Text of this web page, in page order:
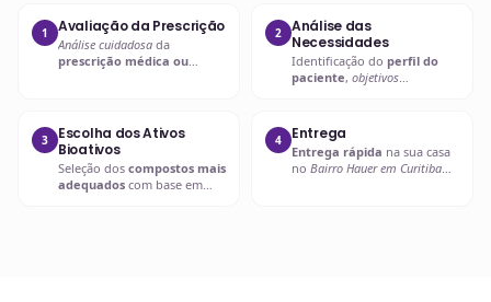
1 Avaliação da Prescrição
Análise cuidadosa da
prescrição médica ou
2
Análise das
Necessidades
Identificação do perfil do
paciente, objetivos
3
Escolha dos Ativos
Bioativos
Seleção dos compostos mais
adequados com base em
4 Entrega
Entrega rápida na sua casa
no Bairro Hauer em Curitiba